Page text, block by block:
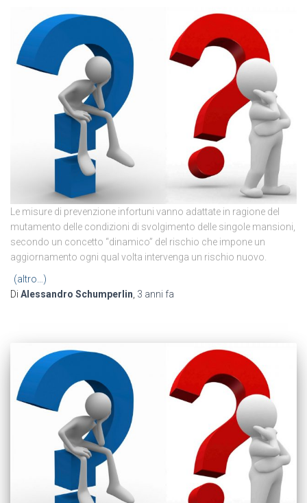
Le misure di prevenzione infortuni vanno adattate in ragione del
mutamento delle condizioni di svolgimento delle singole mansioni,
secondo un concetto “dinamico” del rischio che impone un
aggiornamento ogni qual volta intervenga un rischio nuovo.
(altro…)
Di Alessandro Schumperlin 3 anni fa